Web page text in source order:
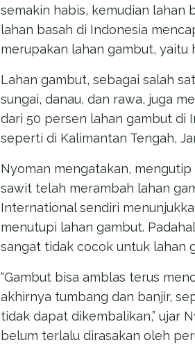
semakin habis, kemudian lahan
lahan basah di Indonesia
merupakan lahan gambut, yaitu
Lahan gambut, sebagai salah
sungai, danau, dan rawa, juga
dari 50 persen lahan gambut di
seperti di Kalimantan Tengah,
Nyoman mengatakan,
sawit telah merambah lahan
International sendiri
menutupi lahan gambut.
sangat tidak cocok untuk lahan
“Gambut bisa amblas terus
akhirnya tumbang dan banjir,
tidak dapat dikembalikan,” ujar
belum terlalu dirasakan oleh